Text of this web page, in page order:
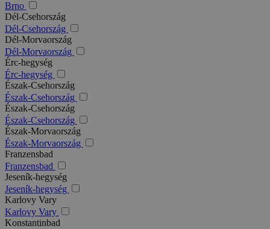
Brno
Dél-Csehország
Dél-Csehország
Dél-Morvaország
Dél-Morvaország
Érc-hegység
Érc-hegység
Észak-Csehország
Észak-Csehország
Észak-Csehország
Észak-Csehország
Észak-Morvaország
Észak-Morvaország
Franzensbad
Franzensbad
Jeseník-hegység
Jeseník-hegység
Karlovy Vary
Karlovy Vary
Konstantinbad